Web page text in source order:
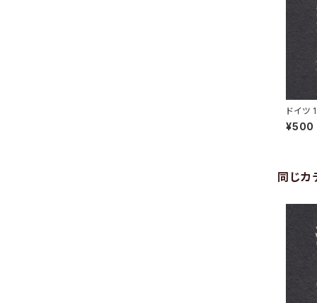
ドイ
BERG
¥500
同じカ